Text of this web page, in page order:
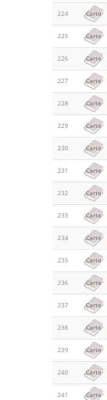
224 Carte
225 Carte
226 Carte
227 Carte
228 Carte
229 Carte
230 Carte
231 Carte
232 Carte
233 Carte
234 Carte
235 Carte
236 Carte
237 Carte
238 Carte
239 Carte
240 Carte
241 Carte